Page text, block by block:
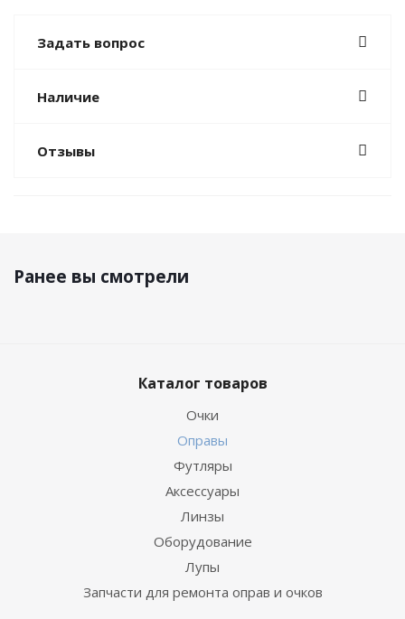
Задать вопрос
Наличие
Отзывы
Ранее вы смотрели
Каталог товаров
Очки
Оправы
Футляры
Аксессуары
Линзы
Оборудование
Лупы
Запчасти для ремонта оправ и очков